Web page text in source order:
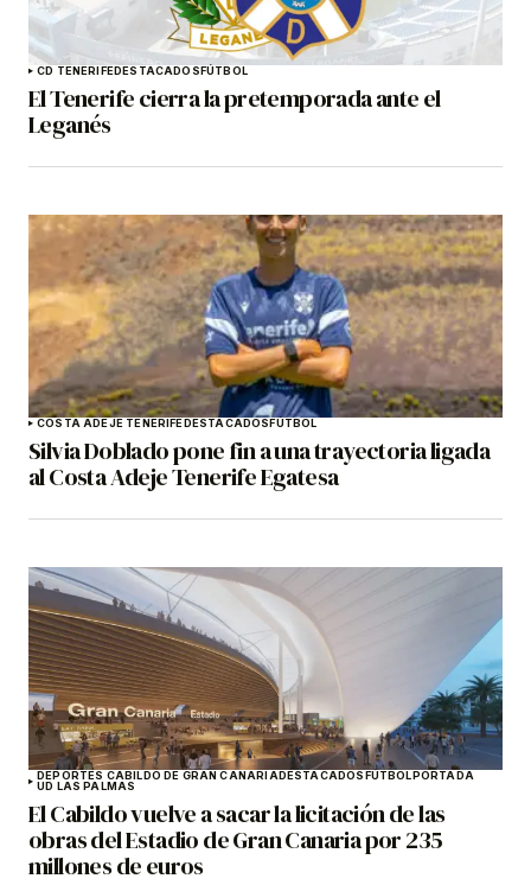
CD TENERIFEDESTACADOSFÚTBOL
El Tenerife cierra la pretemporada ante el
Leganés
COSTA ADEJE TENERIFEDESTACADOSFÚTBOL
Silvia Doblado pone fin a una trayectoria ligada
al Costa Adeje Tenerife Egatesa
DEPORTES CABILDO DE GRAN CANARIADESTACADOSFÚTBOLPORTADA
UD LAS PALMAS
El Cabildo vuelve a sacar la licitación de las
obras del Estadio de Gran Canaria por 235
millones de euros